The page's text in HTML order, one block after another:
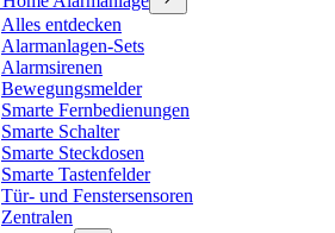
Alles entdecken
Alarmanlagen-Sets
Alarmsirenen
Bewegungsmelder
Smarte Fernbedienungen
Smarte Schalter
Smarte Steckdosen
Smarte Tastenfelder
Tür- und Fenstersensoren
Zentralen